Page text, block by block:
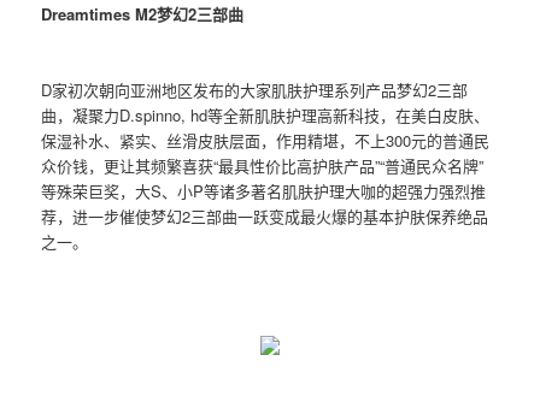
Dreamtimes M2梦幻2三部曲
D家初次朝向亚洲地区发布的大家肌肤护理系列产品梦幻2三部
曲，凝聚力D.spinno, hd等全新肌肤护理高新科技，在美白皮肤、
保湿补水、紧实、丝滑皮肤层面，作用精堪，不上300元的普通民
众价钱，更让其频繁喜获“最具性价比高护肤产品”“普通民众名牌”
等殊荣巨奖，大S、小P等诸多著名肌肤护理大咖的超强力强烈推
荐，进一步催使梦幻2三部曲一跃变成最火爆的基本护肤保养绝品
之一。